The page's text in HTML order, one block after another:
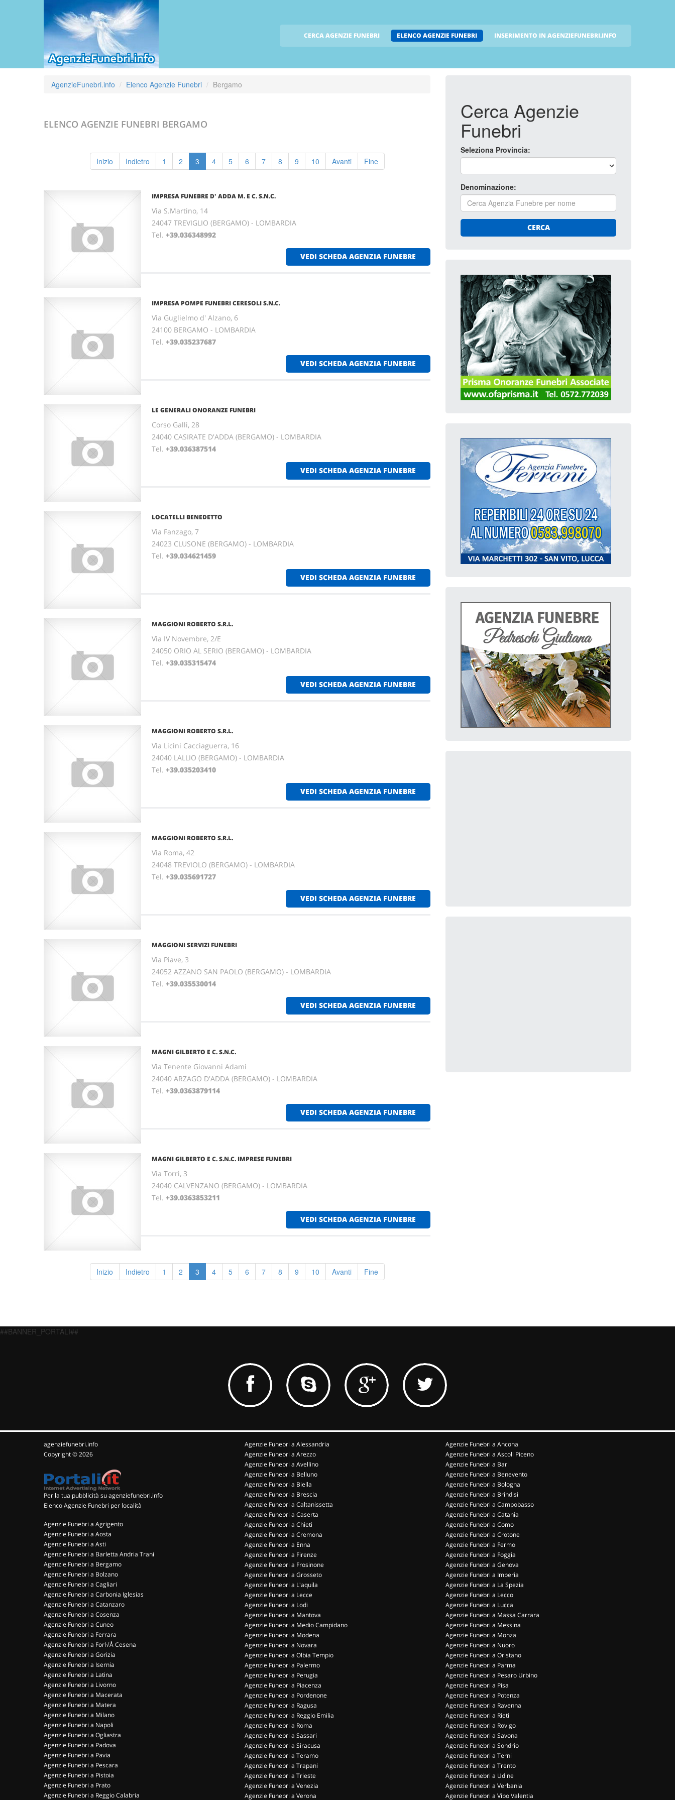
CERCA AGENZIE FUNEBRI ELENCO AGENZIE FUNEBRI INSERIMENTO IN AGENZIEFUNEBRI.INFO
AgenzieFunebri.info Elenco Agenzie Funebri Bergamo
ELENCO AGENZIE FUNEBRI BERGAMO
Inizio Indietro 1 2 3 4 5 6 7 8 9 10 Avanti Fine
IMPRESA FUNEBRE D' ADDA M. E C. S.N.C.
Via S.Martino, 14
24047 TREVIGLIO (BERGAMO) - LOMBARDIA
Tel. +39.036348992
VEDI SCHEDA AGENZIA FUNEBRE
IMPRESA POMPE FUNEBRI CERESOLI S.N.C.
Via Guglielmo d' Alzano, 6
24100 BERGAMO - LOMBARDIA
Tel. +39.035237687
VEDI SCHEDA AGENZIA FUNEBRE
LE GENERALI ONORANZE FUNEBRI
Corso Galli, 28
24040 CASIRATE D'ADDA (BERGAMO) - LOMBARDIA
Tel. +39.036387514
VEDI SCHEDA AGENZIA FUNEBRE
LOCATELLI BENEDETTO
Via Fanzago, 7
24023 CLUSONE (BERGAMO) - LOMBARDIA
Tel. +39.034621459
VEDI SCHEDA AGENZIA FUNEBRE
MAGGIONI ROBERTO S.R.L.
Via IV Novembre, 2/E
24050 ORIO AL SERIO (BERGAMO) - LOMBARDIA
Tel. +39.035315474
VEDI SCHEDA AGENZIA FUNEBRE
MAGGIONI ROBERTO S.R.L.
Via Licini Cacciaguerra, 16
24040 LALLIO (BERGAMO) - LOMBARDIA
Tel. +39.035203410
VEDI SCHEDA AGENZIA FUNEBRE
MAGGIONI ROBERTO S.R.L.
Via Roma, 42
24048 TREVIOLO (BERGAMO) - LOMBARDIA
Tel. +39.035691727
VEDI SCHEDA AGENZIA FUNEBRE
MAGGIONI SERVIZI FUNEBRI
Via Piave, 3
24052 AZZANO SAN PAOLO (BERGAMO) - LOMBARDIA
Tel. +39.035530014
VEDI SCHEDA AGENZIA FUNEBRE
MAGNI GILBERTO E C. S.N.C.
Via Tenente Giovanni Adami
24040 ARZAGO D'ADDA (BERGAMO) - LOMBARDIA
Tel. +39.0363879114
VEDI SCHEDA AGENZIA FUNEBRE
MAGNI GILBERTO E C. S.N.C. IMPRESE FUNEBRI
Via Torri, 3
24040 CALVENZANO (BERGAMO) - LOMBARDIA
Tel. +39.0363853211
VEDI SCHEDA AGENZIA FUNEBRE
Inizio Indietro 1 2 3 4 5 6 7 8 9 10 Avanti Fine
Cerca Agenzie
Funebri
Seleziona Provincia:
Denominazione:
CERCA
##BANNER_PORTALI##
agenziefunebri.info
Copyright © 2026
Per la tua pubblicità su agenziefunebri.info
Elenco Agenzie Funebri per località
Agenzie Funebri a Agrigento
Agenzie Funebri a Aosta
Agenzie Funebri a Asti
Agenzie Funebri a Barletta Andria Trani
Agenzie Funebri a Bergamo
Agenzie Funebri a Bolzano
Agenzie Funebri a Cagliari
Agenzie Funebri a Carbonia Iglesias
Agenzie Funebri a Catanzaro
Agenzie Funebri a Cosenza
Agenzie Funebri a Cuneo
Agenzie Funebri a Ferrara
Agenzie Funebri a Forl√Å Cesena
Agenzie Funebri a Gorizia
Agenzie Funebri a Isernia
Agenzie Funebri a Latina
Agenzie Funebri a Livorno
Agenzie Funebri a Macerata
Agenzie Funebri a Matera
Agenzie Funebri a Milano
Agenzie Funebri a Napoli
Agenzie Funebri a Ogliastra
Agenzie Funebri a Padova
Agenzie Funebri a Pavia
Agenzie Funebri a Pescara
Agenzie Funebri a Pistoia
Agenzie Funebri a Prato
Agenzie Funebri a Reggio Calabria
Agenzie Funebri a Alessandria
Agenzie Funebri a Arezzo
Agenzie Funebri a Avellino
Agenzie Funebri a Belluno
Agenzie Funebri a Biella
Agenzie Funebri a Brescia
Agenzie Funebri a Caltanissetta
Agenzie Funebri a Caserta
Agenzie Funebri a Chieti
Agenzie Funebri a Cremona
Agenzie Funebri a Enna
Agenzie Funebri a Firenze
Agenzie Funebri a Frosinone
Agenzie Funebri a Grosseto
Agenzie Funebri a L'aquila
Agenzie Funebri a Lecce
Agenzie Funebri a Lodi
Agenzie Funebri a Mantova
Agenzie Funebri a Medio Campidano
Agenzie Funebri a Modena
Agenzie Funebri a Novara
Agenzie Funebri a Olbia Tempio
Agenzie Funebri a Palermo
Agenzie Funebri a Perugia
Agenzie Funebri a Piacenza
Agenzie Funebri a Pordenone
Agenzie Funebri a Ragusa
Agenzie Funebri a Reggio Emilia
Agenzie Funebri a Roma
Agenzie Funebri a Sassari
Agenzie Funebri a Siracusa
Agenzie Funebri a Teramo
Agenzie Funebri a Trapani
Agenzie Funebri a Trieste
Agenzie Funebri a Venezia
Agenzie Funebri a Verona
Agenzie Funebri a Ancona
Agenzie Funebri a Ascoli Piceno
Agenzie Funebri a Bari
Agenzie Funebri a Benevento
Agenzie Funebri a Bologna
Agenzie Funebri a Brindisi
Agenzie Funebri a Campobasso
Agenzie Funebri a Catania
Agenzie Funebri a Como
Agenzie Funebri a Crotone
Agenzie Funebri a Fermo
Agenzie Funebri a Foggia
Agenzie Funebri a Genova
Agenzie Funebri a Imperia
Agenzie Funebri a La Spezia
Agenzie Funebri a Lecco
Agenzie Funebri a Lucca
Agenzie Funebri a Massa Carrara
Agenzie Funebri a Messina
Agenzie Funebri a Monza
Agenzie Funebri a Nuoro
Agenzie Funebri a Oristano
Agenzie Funebri a Parma
Agenzie Funebri a Pesaro Urbino
Agenzie Funebri a Pisa
Agenzie Funebri a Potenza
Agenzie Funebri a Ravenna
Agenzie Funebri a Rieti
Agenzie Funebri a Rovigo
Agenzie Funebri a Savona
Agenzie Funebri a Sondrio
Agenzie Funebri a Terni
Agenzie Funebri a Trento
Agenzie Funebri a Udine
Agenzie Funebri a Verbania
Agenzie Funebri a Vibo Valentia